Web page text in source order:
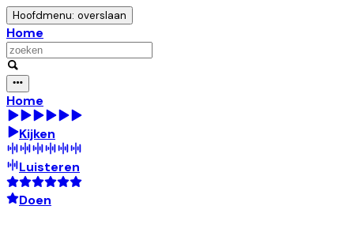
Hoofdmenu: overslaan
Home
Home
Kijken
Luisteren
Doen